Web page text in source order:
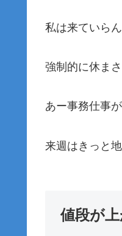
私は来ていら
強制的に休ま
あー事務仕事
来週はきっと地
値段が